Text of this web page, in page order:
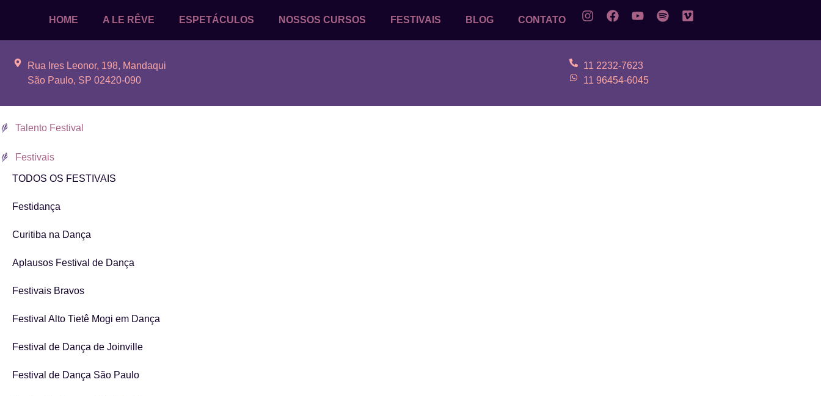
HOME A LE RÊVE ESPETÁCULOS NOSSOS CURSOS FESTIVAIS BLOG CONTATO
Rua Ires Leonor, 198, Mandaqui
São Paulo, SP 02420-090
11 2232-7623
11 96454-6045
Talento Festival
Festivais
TODOS OS FESTIVAIS
Festidança
Curitiba na Dança
Aplausos Festival de Dança
Festivais Bravos
Festival Alto Tietê Mogi em Dança
Festival de Dança de Joinville
Festival de Dança São Paulo